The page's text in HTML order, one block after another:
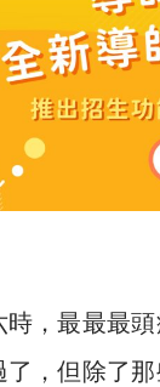
，最最最
，但除了